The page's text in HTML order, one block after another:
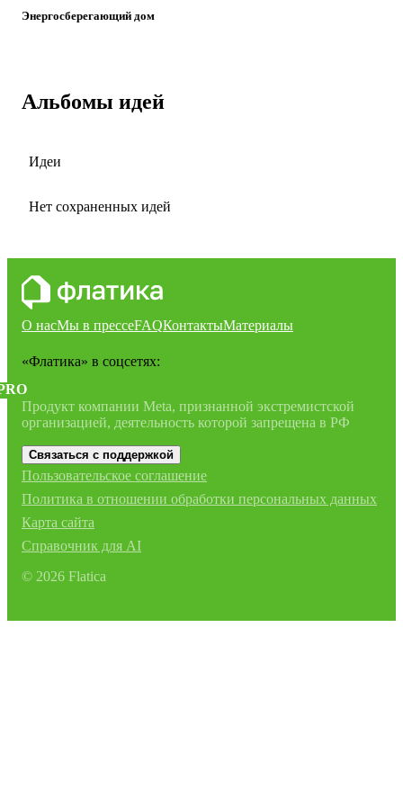
Энергосберегающий дом
Альбомы идей
Идеи
Нет сохраненных идей
О насМы в прессеFAQКонтактыМатериалы
«Флатика» в соцсетях:
Продукт компании Meta, признанной экстремистской
организацией, деятельность которой запрещена в РФ
Связаться с поддержкой
Пользовательское соглашение
Политика в отношении обработки персональных данных
Карта сайта
Справочник для AI
© 2026 Flatica